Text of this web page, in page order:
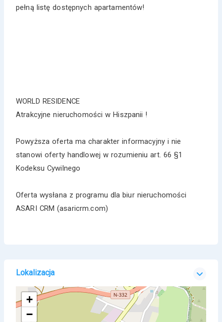
pełną listę dostępnych apartamentów!
WORLD RESIDENCE
Atrakcyjne nieruchomości w Hiszpanii !
Powyższa oferta ma charakter informacyjny i nie
stanowi oferty handlowej w rozumieniu art. 66 §1
Kodeksu Cywilnego
Oferta wysłana z programu dla biur nieruchomości
ASARI CRM (asaricrm.com)
Lokalizacja
+
−